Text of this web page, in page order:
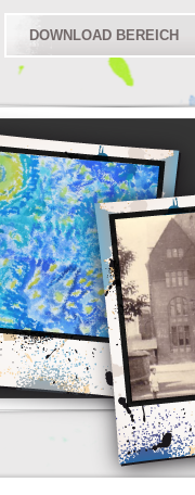
DOWNLOAD BEREICH